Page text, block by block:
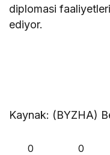
diplomasi
ediyor.
Kaynak: (BYZHA)
0 0